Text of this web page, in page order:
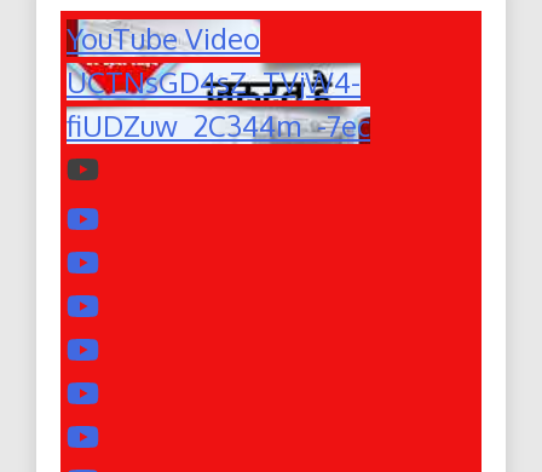
YouTube Video
UCTNsGD4sZ_TVjW4-
fiUDZuw_2C344m_-7ec